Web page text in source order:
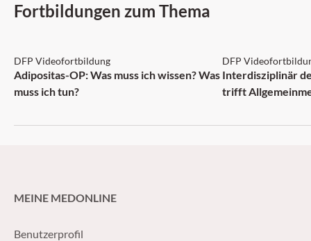
Fortbildungen zum Thema
DFP: 2 Punkte
DFP Videofortbildung
Adipositas-OP: Was muss ich wissen? Was
muss ich tun?
DFP
Interdisziplinär
trifft
MEINE MEDONLINE
Benutzerprofil